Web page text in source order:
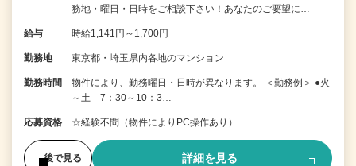
務地・曜日・日時をご相談下さい！あなたのご要望に…
給与 時給1,141円～1,700円
勤務地 東京都・埼玉県内各地のマンション
勤務時間
物件により、勤務曜日・日時が異なります。 ＜勤務例＞ ●火
～土 7：30～10：3…
応募資格 ☆経験不問（物件によりPC操作あり）
後で見る 詳細を見る